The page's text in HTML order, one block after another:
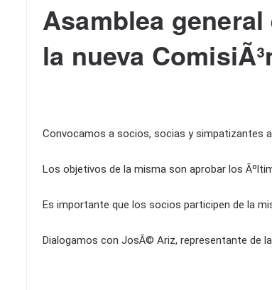
Asamblea
la nueva
Convocamos a socios, socias y simpatizantes a
Los objetivos de la misma son aprobar los
Es importante que los socios participen de la
Dialogamos con JosÃ© Ariz, representante de